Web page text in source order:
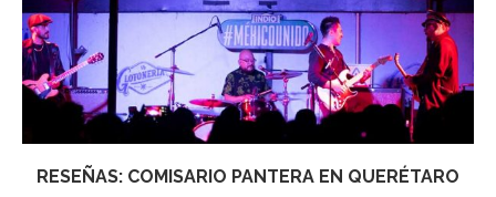
RESEÑAS: COMISARIO PANTERA EN QUERÉTARO